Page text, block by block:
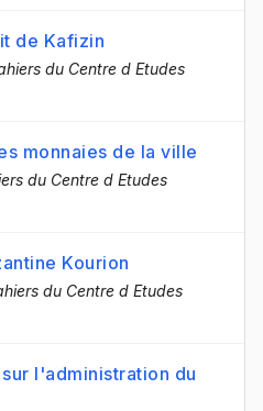
de Kafizin
du Centre d Etudes
monnaies de la ville
du Centre d Etudes
Kourion
du Centre d Etudes
l'administration du